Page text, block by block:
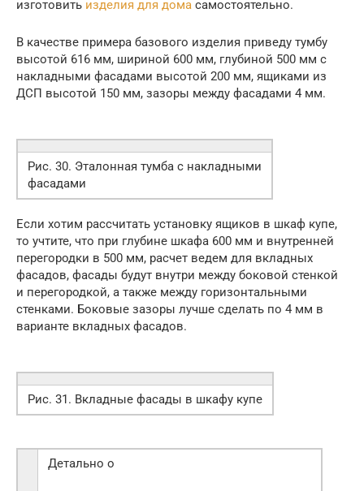
изготовить изделия для дома самостоятельно.
В качестве примера базового изделия приведу тумбу
высотой 616 мм, шириной 600 мм, глубиной 500 мм с
накладными фасадами высотой 200 мм, ящиками из
ДСП высотой 150 мм, зазоры между фасадами 4 мм.
Рис. 30. Эталонная тумба с накладными
фасадами
Если хотим рассчитать установку ящиков в шкаф купе,
то учтите, что при глубине шкафа 600 мм и внутренней
перегородки в 500 мм, расчет ведем для вкладных
фасадов, фасады будут внутри между боковой стенкой
и перегородкой, а также между горизонтальными
стенками. Боковые зазоры лучше сделать по 4 мм в
варианте вкладных фасадов.
Рис. 31. Вкладные фасады в шкафу купе
Детально о